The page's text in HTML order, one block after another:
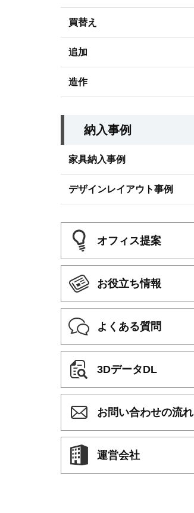
買替え
追加
造作
納入事例
家具納入事例
デザインレイアウト事例
オフィス提案
お役立ち情報
よくある質問
3DデータDL
お問い合わせの流れ
運営会社